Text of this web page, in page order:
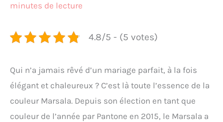
minutes de lecture
4.8/5 - (5 votes)
Qui n’a jamais rêvé d’un mariage parfait, à la fois
élégant et chaleureux ? C’est là toute l’essence de la
couleur Marsala. Depuis son élection en tant que
couleur de l’année par Pantone en 2015, le Marsala a